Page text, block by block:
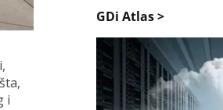
i
GDi Atlas >